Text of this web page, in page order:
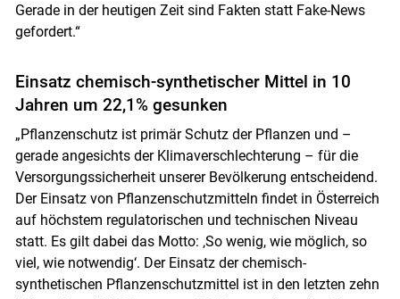
Gerade in der heutigen Zeit sind Fakten statt Fake-News
gefordert.“
Einsatz chemisch-synthetischer Mittel in 10
Jahren um 22,1% gesunken
„Pflanzenschutz ist primär Schutz der Pflanzen und –
gerade angesichts der Klimaverschlechterung – für die
Versorgungssicherheit unserer Bevölkerung entscheidend.
Der Einsatz von Pflanzenschutzmitteln findet in Österreich
auf höchstem regulatorischen und technischen Niveau
statt. Es gilt dabei das Motto: ‚So wenig, wie möglich, so
viel, wie notwendig‘. Der Einsatz der chemisch-
synthetischen Pflanzenschutzmittel ist in den letzten zehn